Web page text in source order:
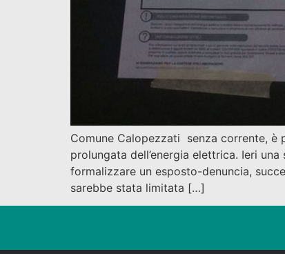
Comune Calopezzati senza corrente, è
prolungata dell’energia elettrica. Ieri
formalizzare un esposto-denuncia,
sarebbe stata limitata […]